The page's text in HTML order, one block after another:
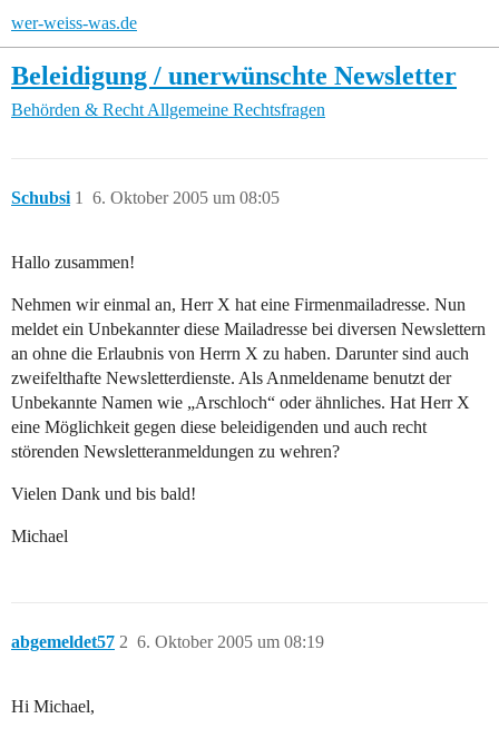
wer-weiss-was.de
Beleidigung / unerwünschte Newsletter
Behörden & Recht Allgemeine Rechtsfragen
Schubsi 6. Oktober 2005 um 08:05
1
Hallo zusammen!
Nehmen wir einmal an, Herr X hat eine Firmenmailadresse. Nun
meldet ein Unbekannter diese Mailadresse bei diversen Newslettern
an ohne die Erlaubnis von Herrn X zu haben. Darunter sind auch
zweifelthafte Newsletterdienste. Als Anmeldename benutzt der
Unbekannte Namen wie „Arschloch“ oder ähnliches. Hat Herr X
eine Möglichkeit gegen diese beleidigenden und auch recht
störenden Newsletteranmeldungen zu wehren?
Vielen Dank und bis bald!
Michael
abgemeldet57 6. Oktober 2005 um 08:19
2
Hi Michael,